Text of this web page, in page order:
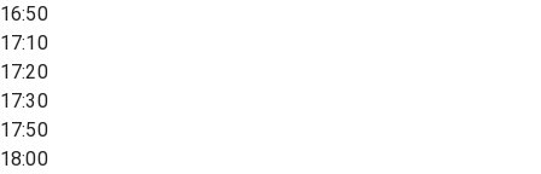
16:50
17:10
17:20
17:30
17:50
18:00